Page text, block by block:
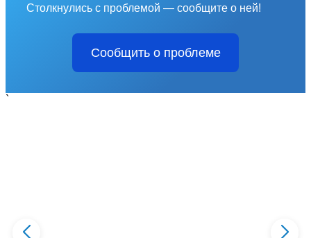
Столкнулись с проблемой — сообщите о ней!
Сообщить о проблеме
`